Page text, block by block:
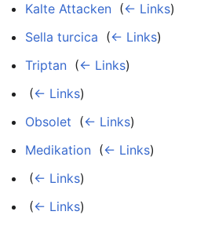
Kalte Attacken (← Links)
Sella turcica (← Links)
Triptan (← Links)
(← Links)
Obsolet (← Links)
Medikation (← Links)
(← Links)
(← Links)